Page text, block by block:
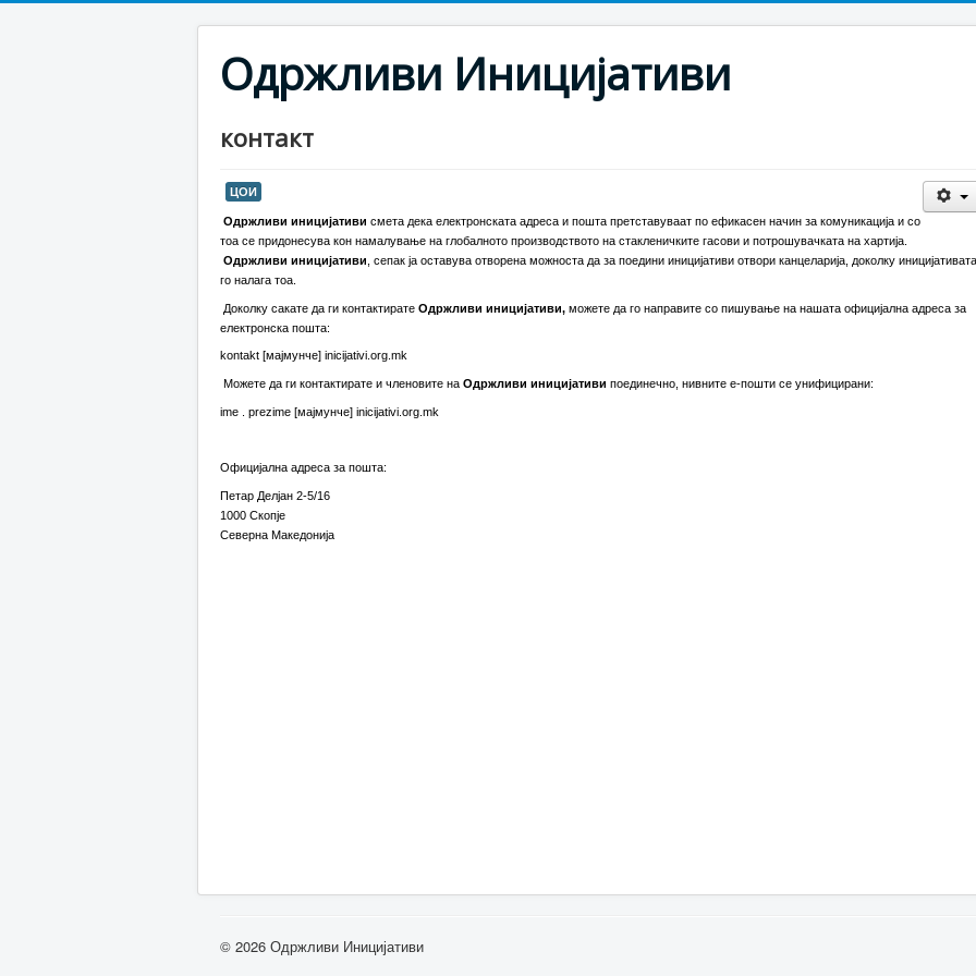
Одржливи Иницијативи
контакт
ЦОИ
Одржливи иницијативи смета дека електронската адреса и пошта претставуваат по ефикасен начин за комуникација и со
тоа се придонесува кон намалување на глобалното производството на стакленичките гасови и потрошувачката на хартија.
Одржливи иницијативи , сепак ја оставува отворена можноста да за поедини иницијативи отвори канцеларија, доколку иницијативата
го налага тоа.
Доколку сакате да ги контактирате Одржливи иницијативи, можете да го направите со пишување на нашата официјална адреса за
електронска пошта:
kontakt [мајмунче] inicijativi.org.mk
Можете да ги контактирате и членовите на Одржливи иницијативи поединечно, нивните е-пошти се унифицирани:
ime . prezime [мајмунче] inicijativi.org.mk
Официјална адреса за пошта:
Петар Делјан 2-5/16
1000 Скопје
Северна Македонија
© 2026 Одржливи Иницијативи